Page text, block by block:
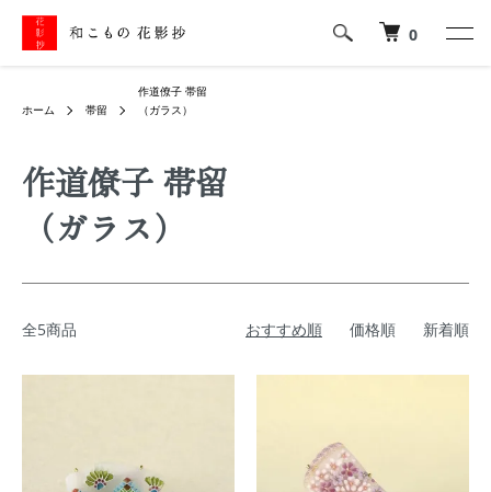
0
ホーム 帯留
作道僚子 帯留
（ガラス）
作道僚子 帯留
（ガラス）
全5商品 おすすめ順 価格順 新着順